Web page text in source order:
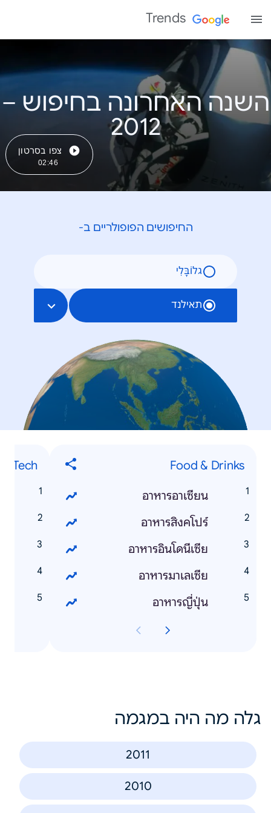
Trends
השנה האחרונה בחיפוש –
‏2012
צפו בסרטון
02:46
החיפושים הפופולריים ב-
גלוֹבָּלִי
תאילנד
Food & Drinks
อาหารอาเซียน
อาหารสิงคโปร์
อาหารอินโดนีเซีย
อาหารมาเลเซีย
อาหารญี่ปุ่น
גלה מה היה במגמה
2011
2010